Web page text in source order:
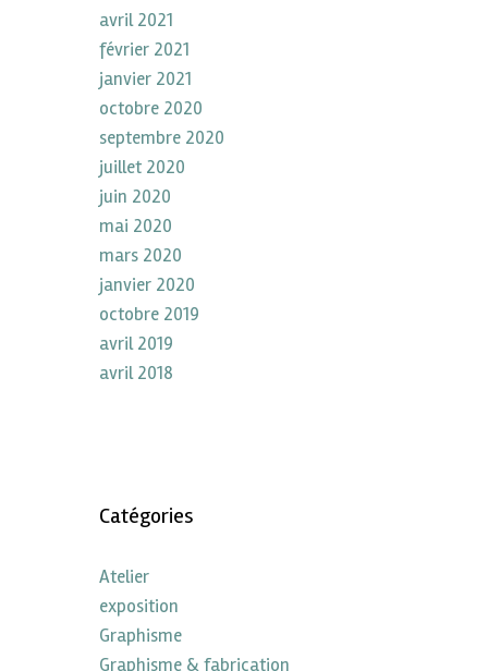
avril 2021
février 2021
janvier 2021
octobre 2020
septembre 2020
juillet 2020
juin 2020
mai 2020
mars 2020
janvier 2020
octobre 2019
avril 2019
avril 2018
Catégories
Atelier
exposition
Graphisme
Graphisme & fabrication